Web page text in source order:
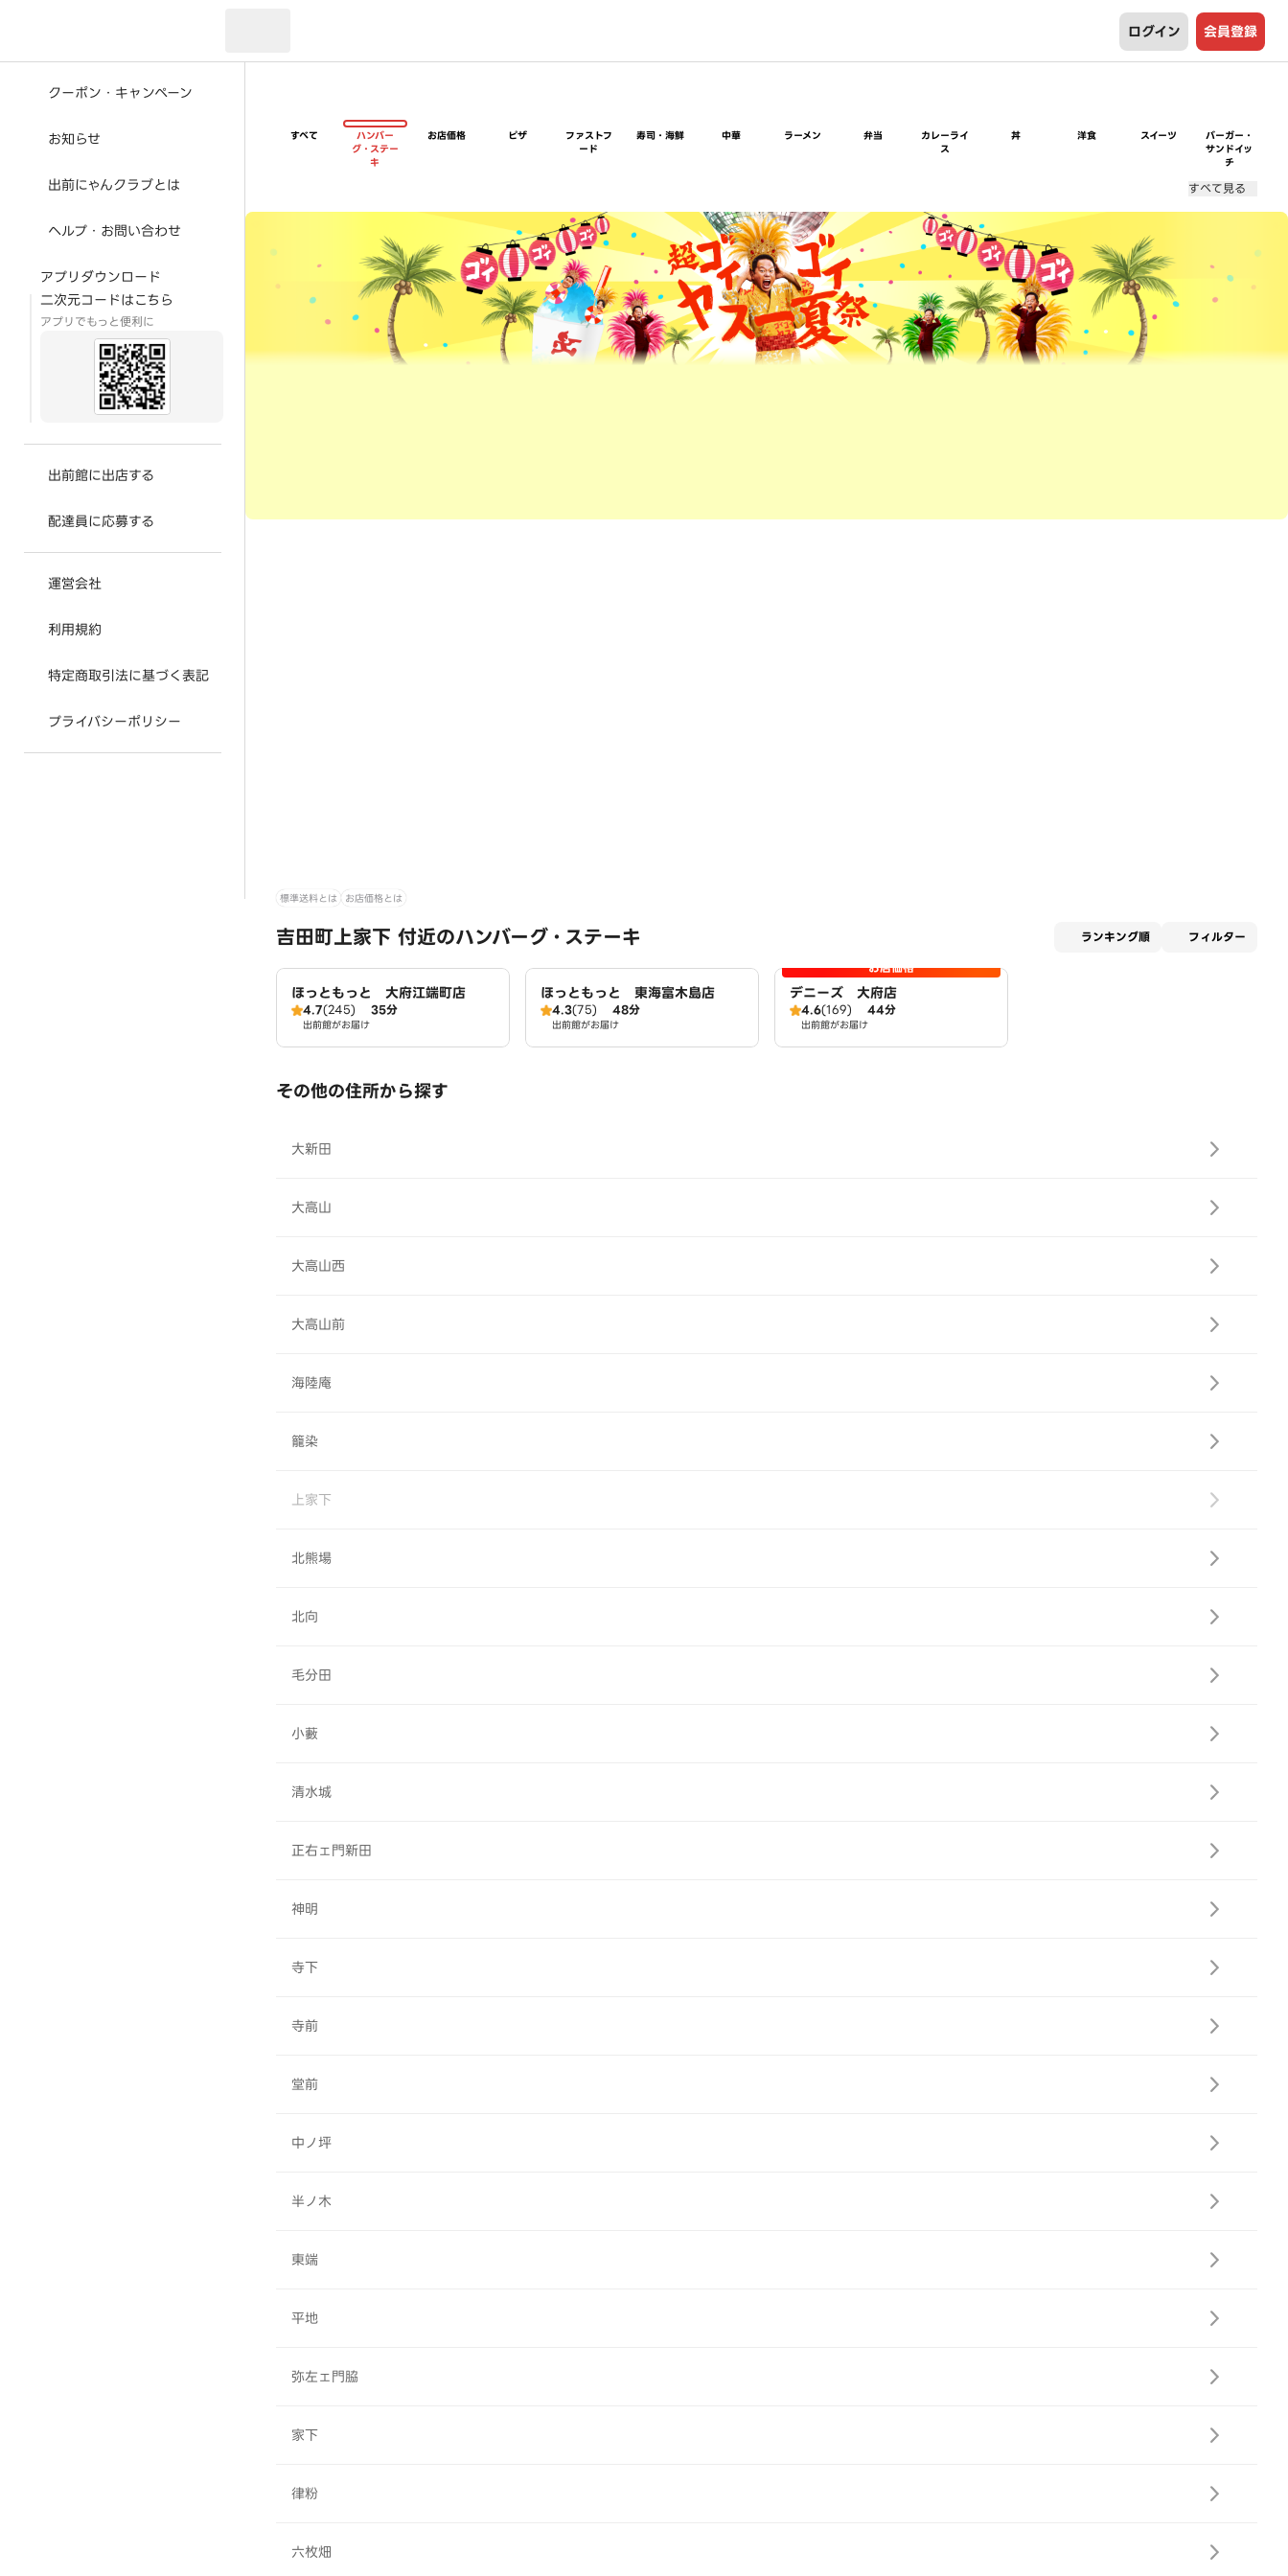
ログイン 会員登録
クーポン・キャンペーン
お知らせ
出前にゃんクラブとは
ヘルプ・お問い合わせ
アプリダウンロード
二次元コードはこちら
アプリでもっと便利に
出前館に出店する
配達員に応募する
運営会社
利用規約
特定商取引法に基づく表記
プライバシーポリシー
すべて
ハンバー
グ・ステー
キ
お店価格 ピザ
ファストフ
ード
寿司・海鮮 中華 ラーメン 弁当
カレーライ
ス
丼 洋食 スイーツ
バーガー・
サンドイッ
チ
すべて見る
超ゴイゴイヤスー夏祭
標準送料とは お店価格とは
吉田町上家下 付近のハンバーグ・ステーキ ランキング順 フィルター
ほっともっと 大府江端町店
4.7(245) 35分
出前館がお届け
ほっともっと 東海富木島店
4.3(75) 48分
出前館がお届け
お店価格
デニーズ 大府店
4.6(169) 44分
出前館がお届け
その他の住所から探す
大新田
大高山
大高山西
大高山前
海陸庵
籠染
上家下
北熊場
北向
毛分田
小藪
清水城
正右ェ門新田
神明
寺下
寺前
堂前
中ノ坪
半ノ木
東端
平地
弥左ェ門脇
家下
律粉
六枚畑